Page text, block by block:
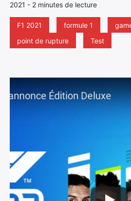
2021 - 2 minutes de lecture
F1 2021 formule 1
point de rupture
Test